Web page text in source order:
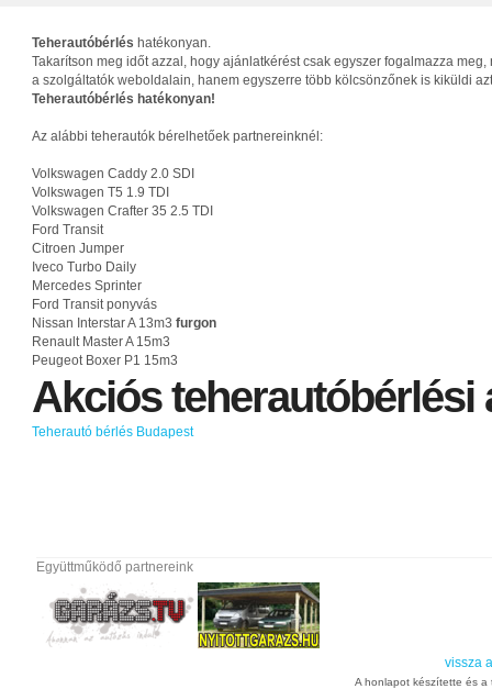
Teherautóbérlés hatékonyan.
Takarítson meg időt azzal, hogy ajánlatkérést csak egyszer fogalmazza
a szolgáltatók weboldalain, hanem egyszerre több kölcsönzőnek is kiküldi
Teherautóbérlés hatékonyan!
Az alábbi teherautók bérelhetőek partnereinknél:
Volkswagen Caddy 2.0 SDI
Volkswagen T5 1.9 TDI
Volkswagen Crafter 35 2.5 TDI
Ford Transit
Citroen Jumper
Iveco Turbo Daily
Mercedes Sprinter
Ford Transit ponyvás
Nissan Interstar A 13m3 furgon
Renault Master A 15m3
Peugeot Boxer P1 15m3
Akciósteherautóbérlési
Teherautó bérlés Budapest
Együttműködő partnereink
vissza
A honlapot készítette és